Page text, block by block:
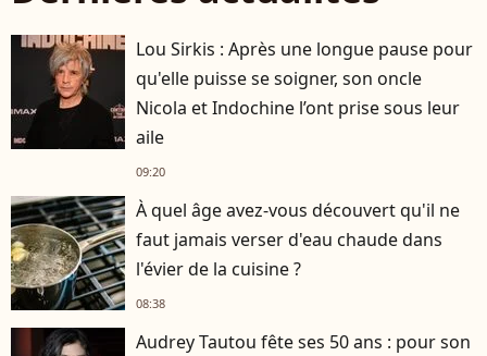
Lou Sirkis : Après une longue pause pour
qu'elle puisse se soigner, son oncle
Nicola et Indochine l’ont prise sous leur
aile
09:20
À quel âge avez-vous découvert qu'il ne
faut jamais verser d'eau chaude dans
l'évier de la cuisine ?
08:38
Audrey Tautou fête ses 50 ans : pour son